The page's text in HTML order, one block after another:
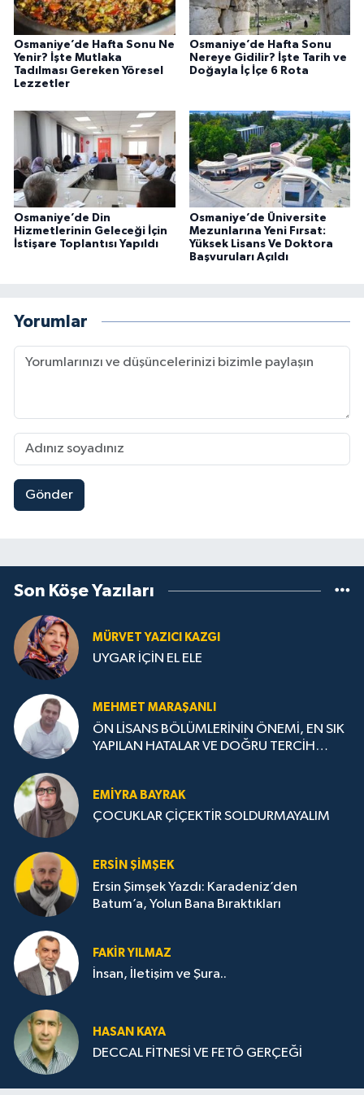
Osmaniye’de Hafta Sonu Ne
Yenir? İşte Mutlaka
Tadılması Gereken Yöresel
Lezzetler
Osmaniye’de Hafta Sonu
Nereye Gidilir? İşte Tarih ve
Doğayla İç İçe 6 Rota
Osmaniye’de Din
Hizmetlerinin Geleceği İçin
İstişare Toplantısı Yapıldı
Osmaniye’de Üniversite
Mezunlarına Yeni Fırsat:
Yüksek Lisans Ve Doktora
Başvuruları Açıldı
Yorumlar
Gönder
Son Köşe Yazıları
MÜRVET YAZICI KAZGI
UYGAR İÇİN EL ELE
MEHMET MARAŞANLI
ÖN LİSANS BÖLÜMLERİNİN ÖNEMİ, EN SIK
YAPILAN HATALAR VE DOĞRU TERCİH
EMIYRA BAYRAK
ÇOCUKLAR ÇİÇEKTİR SOLDURMAYALIM
ERSIN ŞIMŞEK
Ersin Şimşek Yazdı: Karadeniz’den
Batum’a, Yolun Bana Bıraktıkları
FAKIR YILMAZ
İnsan, İletişim ve Şura..
HASAN KAYA
DECCAL FİTNESİ VE FETÖ GERÇEĞİ